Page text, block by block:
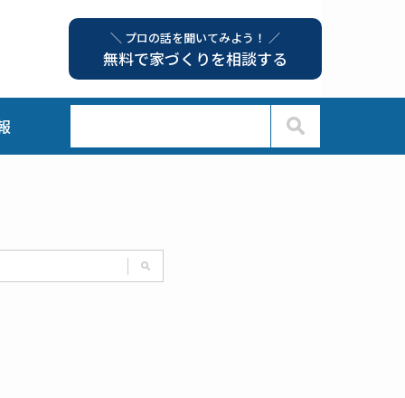
＼ プロの話を聞いてみよう！ ／
無料で家づくりを相談する